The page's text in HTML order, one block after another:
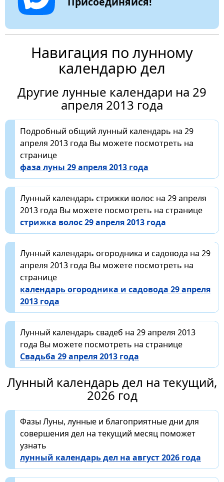
Навигация по лунному
календарю дел
Другие лунные календари на 29
апреля 2013 года
Подробный общий лунный календарь на 29
апреля 2013 года Вы можете посмотреть на
странице
фаза луны 29 апреля 2013 года
Лунный календарь стрижки волос на 29 апреля
2013 года Вы можете посмотреть на странице
стрижка волос 29 апреля 2013 года
Лунный календарь огородника и садовода на 29
апреля 2013 года Вы можете посмотреть на
странице
календарь огородника и садовода 29 апреля
2013 года
Лунный календарь свадеб на 29 апреля 2013
года Вы можете посмотреть на странице
Свадьба 29 апреля 2013 года
Лунный календарь дел на текущий,
2026 год
Фазы Луны, лунные и благоприятные дни для
совершения дел на текущий месяц поможет
узнать
лунный календарь дел на август 2026 года